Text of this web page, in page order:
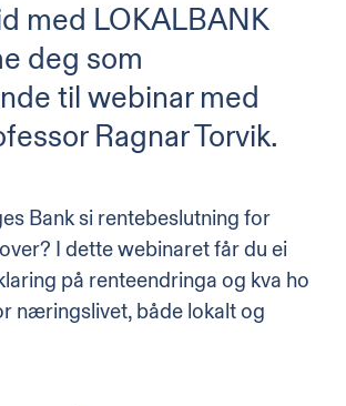
med LOKALBANK
deg som
til webinar med
Ragnar Torvik.
Bank si rentebeslutning for
I dette webinaret får du ei
på renteendringa og kva ho
næringslivet, både lokalt og